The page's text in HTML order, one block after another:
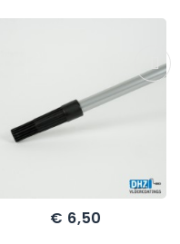
Prijs
€ 6,50